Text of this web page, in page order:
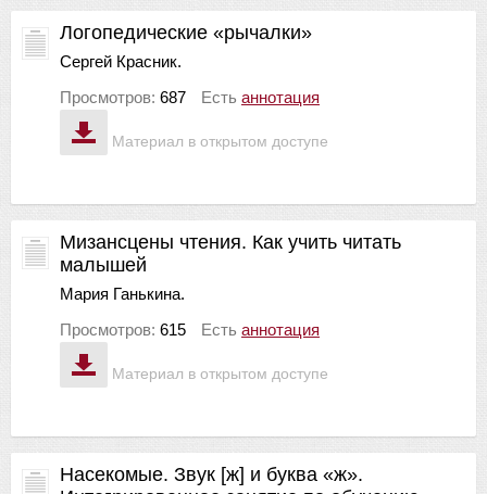
Материал в открытом доступе
Логопедические «рычалки»
Сергей Красник.
Просмотров: 687 Есть аннотация
Материал в открытом доступе
Мизансцены чтения. Как учить читать
малышей
Мария Ганькина.
Просмотров: 615 Есть аннотация
Насекомые. Звук [ж] и буква «ж».